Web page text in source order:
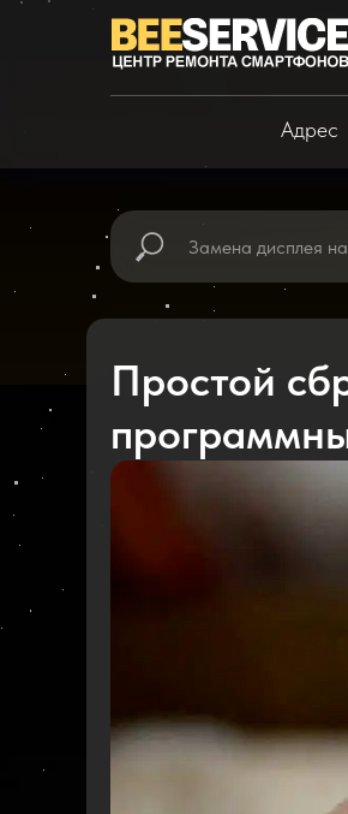
Адрес
Простой